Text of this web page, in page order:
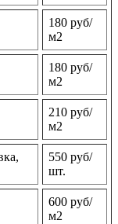
180 руб/
м2
180 руб/
м2
210 руб/
м2
550 руб/
шт.
600 руб/
м2